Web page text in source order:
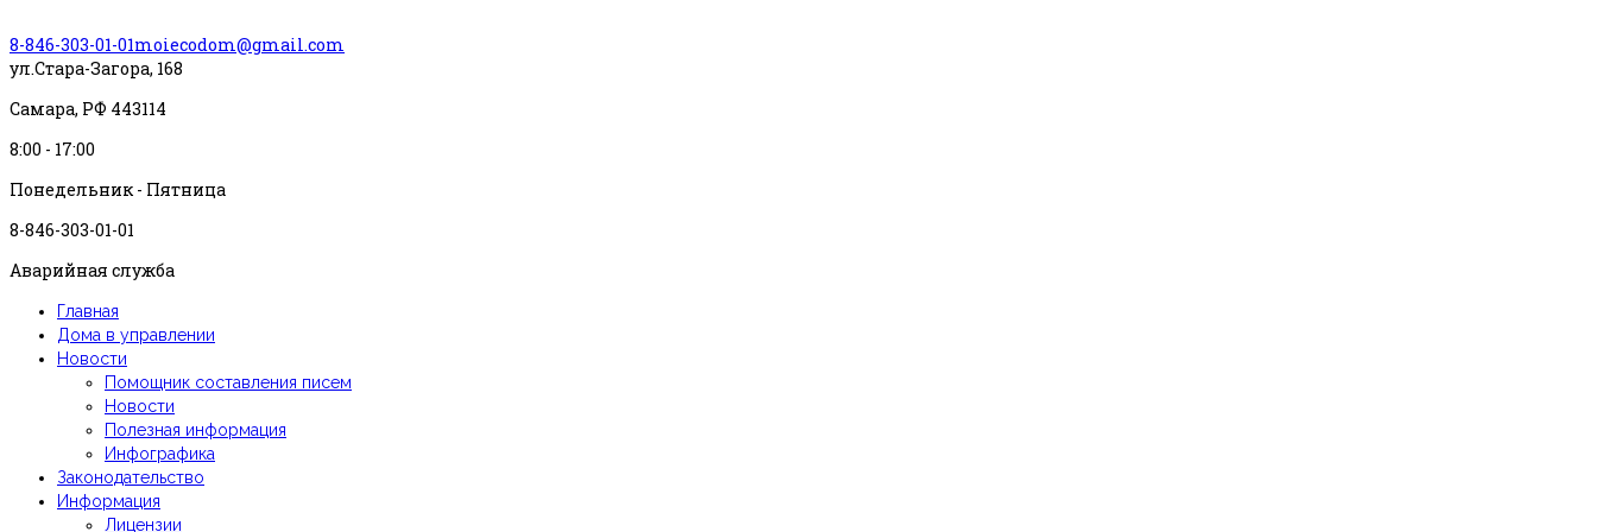
8-846-303-01-01moiecodom@gmail.com
ул.Стара-Загора, 168
Самара, РФ 443114
8:00 - 17:00
Понедельник - Пятница
8-846-303-01-01
Аварийная служба
Главная
Дома в управлении
Новости
Помощник составления писем
Новости
Полезная информация
Инфографика
Законодательство
Информация
Лицензии